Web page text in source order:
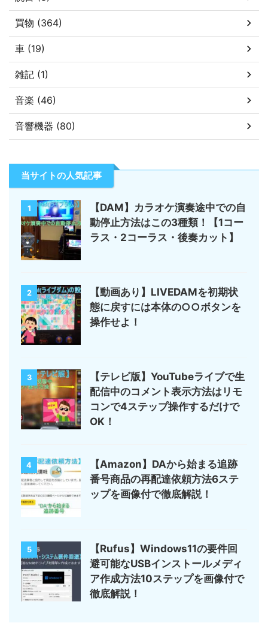
買物 (364)
車 (19)
雑記 (1)
音楽 (46)
音響機器 (80)
当サイトの人気記事
1
【DAM】カラオケ演奏途中での自
動停止方法はこの3種類！【1コー
ラス・2コーラス・後奏カット】
2
【動画あり】LIVEDAMを初期状
態に戻すには本体の○○ボタンを
操作せよ！
3
【テレビ版】YouTubeライブで生
配信中のコメント表示方法はリモ
コンで4ステップ操作するだけで
OK！
4
【Amazon】DAから始まる追跡
番号商品の再配達依頼方法6ステ
ップを画像付で徹底解説！
5
【Rufus】Windows11の要件回
避可能なUSBインストールメディ
ア作成方法10ステップを画像付で
徹底解説！